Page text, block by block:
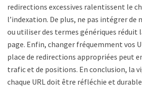
redirections excessives ralentissent le
l’indexation. De plus, ne pas intégrer de
ou utiliser des termes génériques réduit
page. Enfin, changer fréquemment vos
place de redirections appropriées peut
trafic et de positions. En conclusion, la
chaque URL doit être réfléchie et